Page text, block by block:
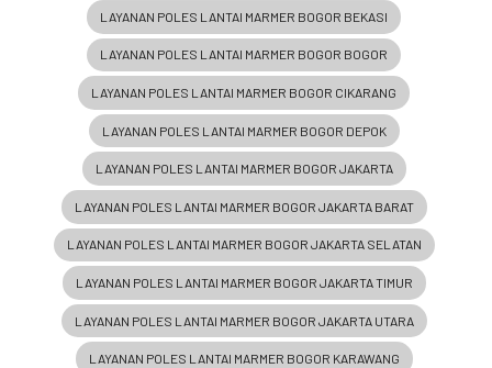
LAYANAN POLES LANTAI MARMER BOGOR BEKASI
LAYANAN POLES LANTAI MARMER BOGOR BOGOR
LAYANAN POLES LANTAI MARMER BOGOR CIKARANG
LAYANAN POLES LANTAI MARMER BOGOR DEPOK
LAYANAN POLES LANTAI MARMER BOGOR JAKARTA
LAYANAN POLES LANTAI MARMER BOGOR JAKARTA BARAT
LAYANAN POLES LANTAI MARMER BOGOR JAKARTA SELATAN
LAYANAN POLES LANTAI MARMER BOGOR JAKARTA TIMUR
LAYANAN POLES LANTAI MARMER BOGOR JAKARTA UTARA
LAYANAN POLES LANTAI MARMER BOGOR KARAWANG